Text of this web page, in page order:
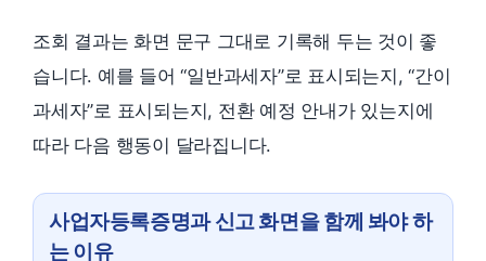
조회 결과는 화면 문구 그대로 기록해 두는 것이 좋
습니다. 예를 들어 “일반과세자”로 표시되는지, “간이
과세자”로 표시되는지, 전환 예정 안내가 있는지에
따라 다음 행동이 달라집니다.
사업자등록증명과 신고 화면을 함께 봐야 하
는 이유